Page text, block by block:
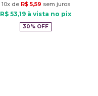
10x de R$ 5,59 sem juros
R$ 53,19 à vista no pix
30% OFF